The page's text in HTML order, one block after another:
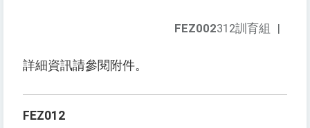
FEZ002312訓育組 |
詳細資訊請參閱附件。
FEZ012